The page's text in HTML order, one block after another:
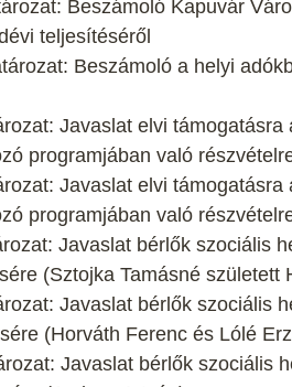
Beszámoló Kapuvár
teljesítéséről
Beszámoló a helyi
Javaslat elvi
programjában való
Javaslat elvi
programjában való
Javaslat bérlők szociális
(Sztojka Tamásné született
Javaslat bérlők szociális
(Horváth Ferenc és Lólé
Javaslat bérlők szociális